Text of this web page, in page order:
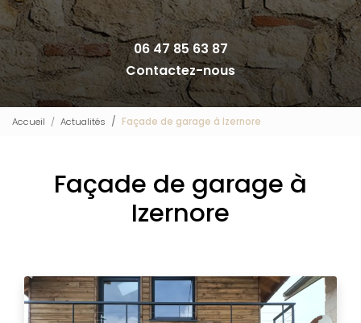
06 47 85 63 87
Contactez-nous
Accueil Actualités Façade de garage à Izernore
Façade de garage à
Izernore